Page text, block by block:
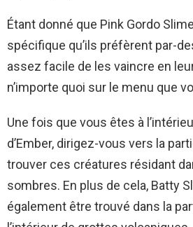
Étant donné que Pink Gordo
spécifique qu’ils préfèrent par-
assez facile de les vaincre en
n’importe quoi sur le menu que
Une fois que vous êtes à
d’Ember, dirigez-vous vers la
trouver ces créatures résidant
sombres. En plus de cela, Batty
également être trouvé dans la